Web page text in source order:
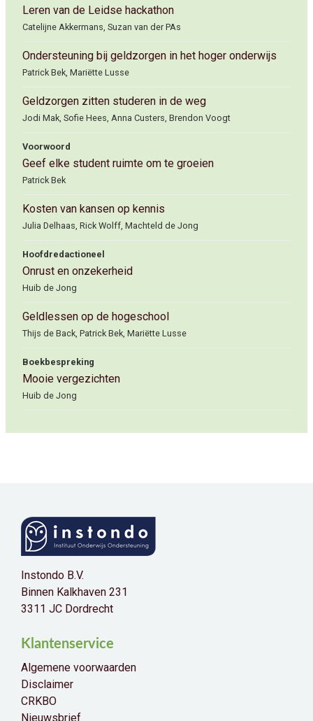
Leren van de Leidse hackathon
Catelijne Akkermans, Suzan van der PAs
Ondersteuning bij geldzorgen in het hoger onderwijs
Patrick Bek, Mariëtte Lusse
Geldzorgen zitten studeren in de weg
Jodi Mak, Sofie Hees, Anna Custers, Brendon Voogt
Voorwoord
Geef elke student ruimte om te groeien
Patrick Bek
Kosten van kansen op kennis
Julia Delhaas, Rick Wolff, Machteld de Jong
Hoofdredactioneel
Onrust en onzekerheid
Huib de Jong
Geldlessen op de hogeschool
Thijs de Back, Patrick Bek, Mariëtte Lusse
Boekbespreking
Mooie vergezichten
Huib de Jong
Instondo B.V.
Binnen Kalkhaven 231
3311 JC Dordrecht
Klantenservice
Algemene voorwaarden
Disclaimer
CRKBO
Nieuwsbrief